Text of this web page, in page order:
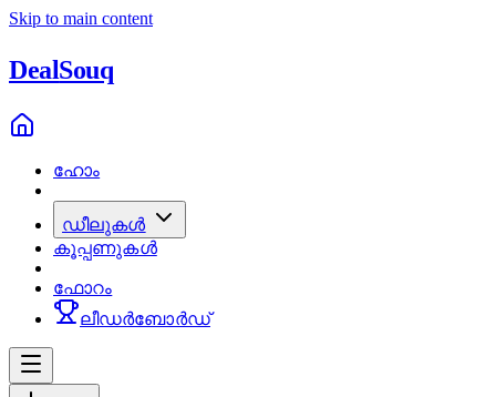
Skip to main content
DealSouq
ഹോം
ഡീലുകൾ
കൂപ്പണുകൾ
ഫോറം
ലീഡർബോർഡ്